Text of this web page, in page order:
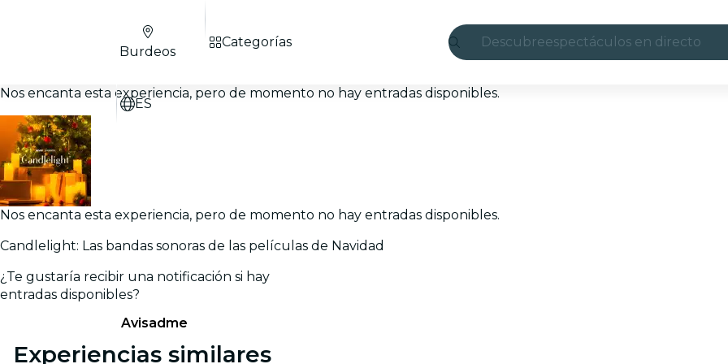
Descubreespectáculos en directo
Burdeos
ES
Categorías
Nos encanta esta experiencia, pero de momento no hay entradas disponibles.
Nos encanta esta experiencia, pero de momento no hay entradas disponibles.
Candlelight: Las bandas sonoras de las películas de Navidad
¿Te gustaría recibir una notificación si hay
entradas disponibles?
Avisadme
Experiencias similares